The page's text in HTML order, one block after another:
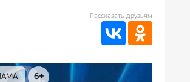
Рассказать друзьям
6+